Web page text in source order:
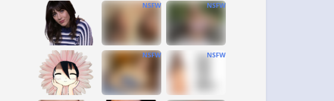
NSFW NSFW
NSFW NSFW